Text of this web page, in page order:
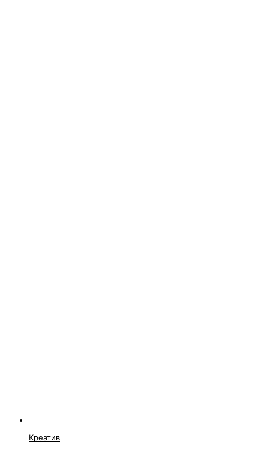
Креатив